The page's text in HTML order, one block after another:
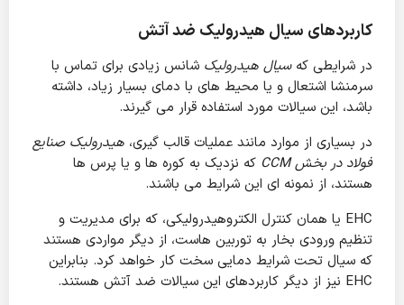
کاربردهای سیال هیدرولیک ضد آتش
در شرایطی کهسیال هیدرولیک شانس زیادی برای تماس با
سرمنشا اشتعال و یا محیط های با دمای بسیار زیاد، داشته
باشد، این سیالات مورد استفاده قرار می گیرند.
در بسیاری از موارد مانند عملیات قالب گیری، هیدرولیک صنایع
فولاد در بخش CCM
که نزدیک به کوره ها و یا پرس ها
هستند، از نمونه ای این شرایط می باشند.
EHC یا همان کنترل الکتروهیدرولیکی، که برای مدیریت و
تنظیم ورودی بخار به توربین هاست، از دیگر مواردی هستند
که سیال تحت شرایط دمایی سخت کار خواهد کرد. بنابراین
EHC نیز از دیگر کاربردهای این سیالات ضد آتش هستند.